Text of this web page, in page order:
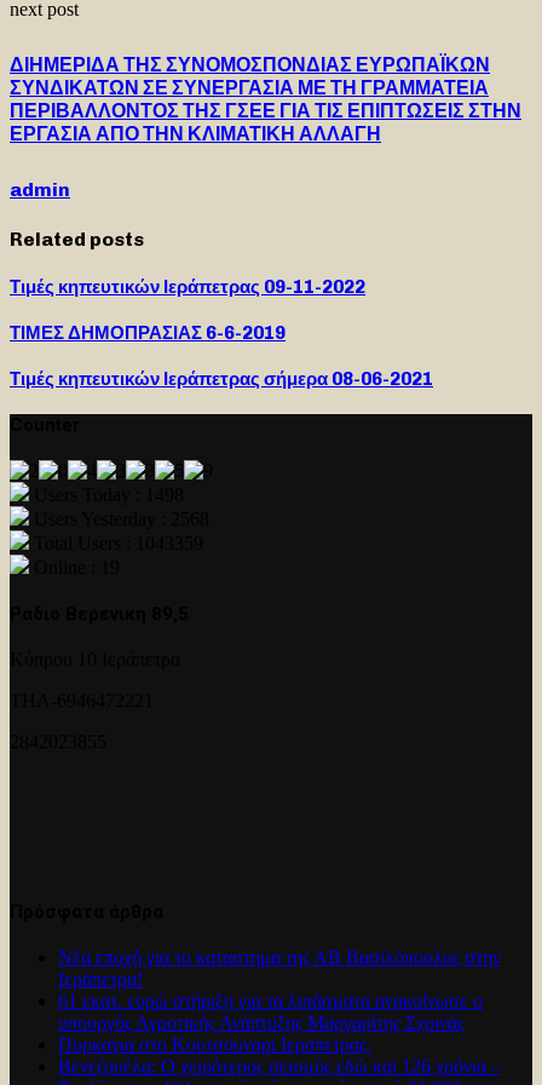
next post
ΔΙΗΜΕΡΙΔΑ ΤΗΣ ΣΥΝΟΜΟΣΠΟΝΔΙΑΣ ΕΥΡΩΠΑΪΚΩΝ
ΣΥΝΔΙΚΑΤΩΝ ΣΕ ΣΥΝΕΡΓΑΣΙΑ ΜΕ ΤΗ ΓΡΑΜΜΑΤΕΙΑ
ΠΕΡΙΒΑΛΛΟΝΤΟΣ ΤΗΣ ΓΣΕΕ ΓΙΑ ΤΙΣ ΕΠΙΠΤΩΣΕΙΣ ΣΤΗΝ
ΕΡΓΑΣΙΑ ΑΠΟ ΤΗΝ ΚΛΙΜΑΤΙΚΗ ΑΛΛΑΓΗ
admin
Related posts
Τιμές κηπευτικών Ιεράπετρας 09-11-2022
ΤΙΜΕΣ ΔΗΜΟΠΡΑΣΙΑΣ 6-6-2019
Τιμές κηπευτικών Ιεράπετρας σήμερα 08-06-2021
Νέα εποχή για το καταστημα της ΑΒ Βασιλόπουλος στην
Ιεράπετρα!
61 εκατ. ευρώ στήριξη για τα λιπάσματα ανακοίνωσε ο
υπουργός Αγροτικής Ανάπτυξης Μαργαρίτης Σχοινάς
Πυρκαγια στο Κουτσουναρι Ιεραπετρας.
Βενεζουέλα: Ο χειρότερος σεισμός εδώ και 126 χρόνια –